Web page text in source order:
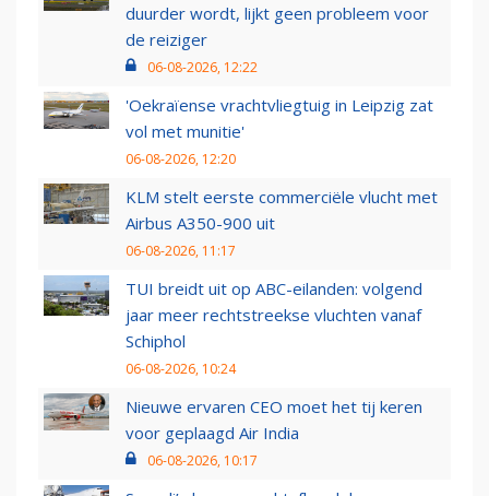
duurder wordt, lijkt geen probleem voor
de reiziger
06-08-2026, 12:22
'Oekraïense vrachtvliegtuig in Leipzig zat
vol met munitie'
06-08-2026, 12:20
KLM stelt eerste commerciële vlucht met
Airbus A350-900 uit
06-08-2026, 11:17
TUI breidt uit op ABC-eilanden: volgend
jaar meer rechtstreekse vluchten vanaf
Schiphol
06-08-2026, 10:24
Nieuwe ervaren CEO moet het tij keren
voor geplaagd Air India
06-08-2026, 10:17